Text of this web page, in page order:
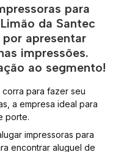
para
da Santec
apresentar
impressões.
ao segmento!
corra para fazer seu
a empresa ideal para
porte.
impressoras para
encontrar aluguel de